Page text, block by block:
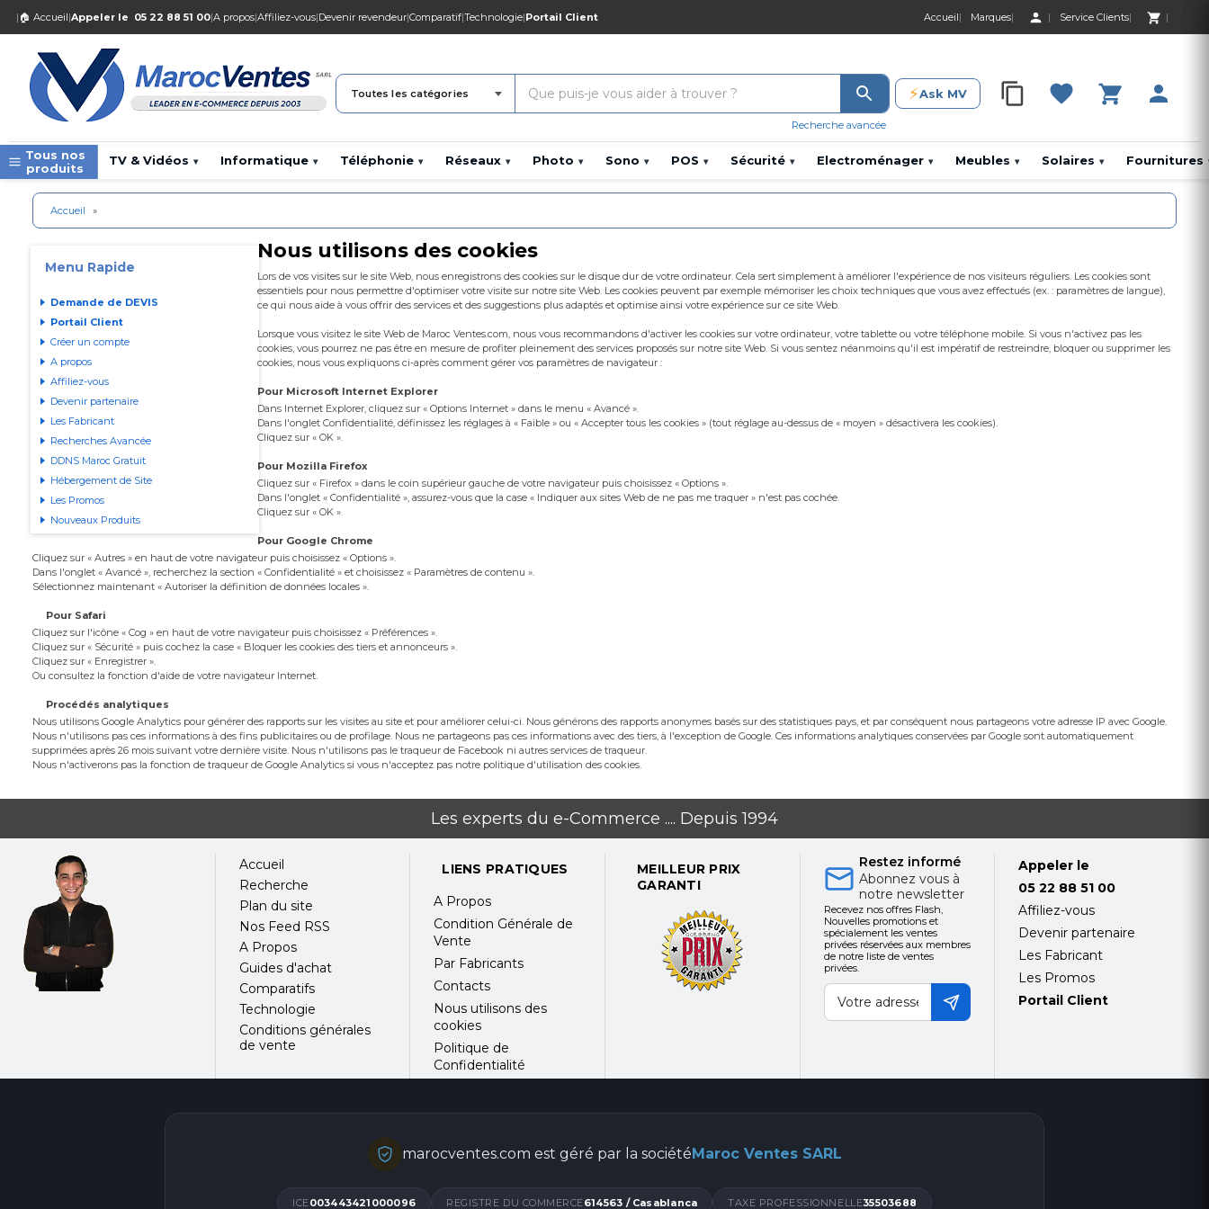
| 🏠 Accueil|Appeler le 05 22 88 51 00|A propos|Affiliez-vous|Devenir revendeur|Comparatif|Technologie|Portail Client Accueil Marques Service Clients
0 Produit 0,00
Toutes les catégories
Recherche avancée
⚡Ask MV 0 Produit 0,00 DH
Tous nos
produits
TV & Vidéos ▾ Informatique ▾ Téléphonie ▾ Réseaux ▾ Photo ▾ Sono ▾ POS ▾ Sécurité ▾ Electroménager ▾ Meubles ▾ Solaires ▾ Fournitures
Accueil »
Menu Rapide
Demande de DEVIS
Portail Client
Créer un compte
A propos
Affiliez-vous
Devenir partenaire
Les Fabricant
Recherches Avancée
DDNS Maroc Gratuit
Hébergement de Site
Les Promos
Nouveaux Produits
Nous utilisons des cookies
Lors de vos visites sur le site Web, nous enregistrons des cookies sur le disque dur de votre ordinateur. Cela sert simplement à améliorer l'expérience de nos visiteurs réguliers. Les cookies sont
essentiels pour nous permettre d'optimiser votre visite sur notre site Web. Les cookies peuvent par exemple mémoriser les choix techniques que vous avez effectués (ex. : paramètres de langue),
ce qui nous aide à vous offrir des services et des suggestions plus adaptés et optimise ainsi votre expérience sur ce site Web.
Lorsque vous visitez le site Web de Maroc Ventes.com, nous vous recommandons d'activer les cookies sur votre ordinateur, votre tablette ou votre téléphone mobile. Si vous n'activez pas les
cookies, vous pourrez ne pas être en mesure de profiter pleinement des services proposés sur notre site Web. Si vous sentez néanmoins qu'il est impératif de restreindre, bloquer ou supprimer les
cookies, nous vous expliquons ci-après comment gérer vos paramètres de navigateur :
Pour Microsoft Internet Explorer
Dans Internet Explorer, cliquez sur « Options Internet » dans le menu « Avancé ».
Dans l'onglet Confidentialité, définissez les réglages à « Faible » ou « Accepter tous les cookies » (tout réglage au-dessus de « moyen » désactivera les cookies).
Cliquez sur « OK ».
Pour Mozilla Firefox
Cliquez sur « Firefox » dans le coin supérieur gauche de votre navigateur puis choisissez « Options ».
Dans l'onglet « Confidentialité », assurez-vous que la case « Indiquer aux sites Web de ne pas me traquer » n'est pas cochée.
Cliquez sur « OK ».
Pour Google Chrome
Cliquez sur « Autres » en haut de votre navigateur puis choisissez « Options ».
Dans l'onglet « Avancé », recherchez la section « Confidentialité » et choisissez « Paramètres de contenu ».
Sélectionnez maintenant « Autoriser la définition de données locales ».
Pour Safari
Cliquez sur l'icône « Cog » en haut de votre navigateur puis choisissez « Préférences ».
Cliquez sur « Sécurité » puis cochez la case « Bloquer les cookies des tiers et annonceurs ».
Cliquez sur « Enregistrer ».
Ou consultez la fonction d'aide de votre navigateur Internet.
Procédés analytiques
Nous utilisons Google Analytics pour générer des rapports sur les visites au site et pour améliorer celui-ci. Nous générons des rapports anonymes basés sur des statistiques pays, et par conséquent nous partageons votre adresse IP avec Google.
Nous n'utilisons pas ces informations à des fins publicitaires ou de profilage. Nous ne partageons pas ces informations avec des tiers, à l'exception de Google. Ces informations analytiques conservées par Google sont automatiquement
supprimées après 26 mois suivant votre dernière visite. Nous n'utilisons pas le traqueur de Facebook ni autres services de traqueur.
Nous n'activerons pas la fonction de traqueur de Google Analytics si vous n'acceptez pas notre politique d'utilisation des cookies.
Les experts du e-Commerce .... Depuis 1994
Accueil
Recherche
Plan du site
Nos Feed RSS
A Propos
Guides d'achat
Comparatifs
Technologie
Conditions générales
de vente
LIENS PRATIQUES
A Propos
Condition Générale de
Vente
Par Fabricants
Contacts
Nous utilisons des
cookies
Politique de
Confidentialité
MEILLEUR PRIX
GARANTI
Restez informé
Abonnez vous à
notre newsletter
Recevez nos offres Flash,
Nouvelles promotions et
spécialement les ventes
privées réservées aux membres
de notre liste de ventes
privées.
Appeler le
05 22 88 51 00
Affiliez-vous
Devenir partenaire
Les Fabricant
Les Promos
Portail Client
marocventes.com est géré par la sociétéMaroc Ventes SARL
ICE003443421000096 REGISTRE DU COMMERCE614563 / Casablanca TAXE PROFESSIONNELLE35503688